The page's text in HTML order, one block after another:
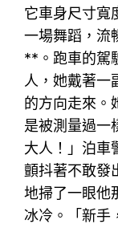
它車身尺寸寬
一場舞蹈，流
**。跑車的駕
人，她戴著一
的方向走來。
是被測量過一
大人！」泊車
顫抖著不敢發
地掃了一眼他
冰冷。「新手